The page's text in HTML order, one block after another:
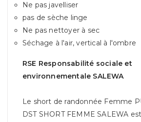
Ne pas javelliser
pas de sèche linge
Ne pas nettoyer à sec
Séchage à l'air, vertical à l'ombre
RSE Responsabilité sociale et
environnementale SALEWA
Le short de randonnée Femme
DST SHORT FEMME SALEWA